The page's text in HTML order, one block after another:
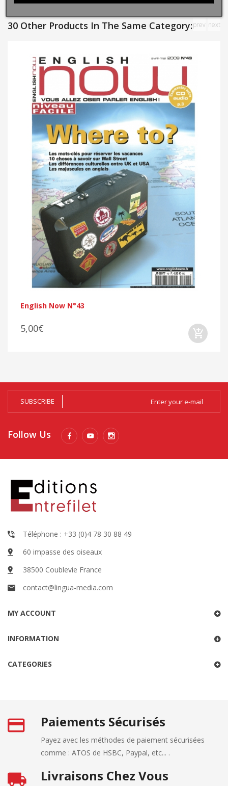
30 Other Products In The Same Category:
English Now N°43
5,00€
prev next
SUBSCRIBE
Follow Us
Téléphone : +33 (0)4 78 30 88 49
60 impasse des oiseaux
38500 Coublevie France
contact@lingua-media.com
MY ACCOUNT
INFORMATION
CATEGORIES
Paiements Sécurisés
Payez avec les méthodes de paiement sécurisées
comme : ATOS de HSBC, Paypal, etc... .
Livraisons Chez Vous